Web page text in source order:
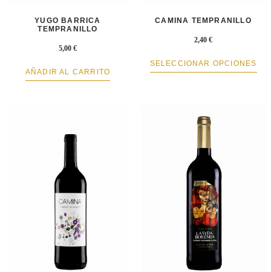
YUGO BARRICA
TEMPRANILLO
5,00 €
AÑADIR AL CARRITO
CAMINA TEMPRANILLO
2,40 €
SELECCIONAR OPCIONES